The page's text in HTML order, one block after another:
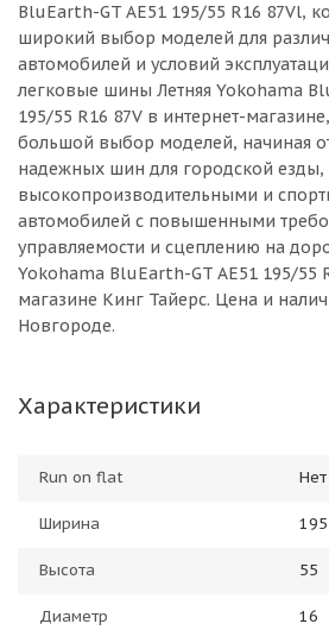
BluEarth-GT AE51 195/55 R16 87Vl,
широкий выбор моделей для
автомобилей и условий
легковые шины Летняя Yokohama
195/55 R16 87V в интернет-
большой выбор моделей, начиная
надежных шин для городской езды,
высокопроизводительными и
автомобилей с повышенными
управляемости и сцеплению на
Yokohama BluEarth-GT AE51 195/55
магазине Кинг Тайерс. Цена и
Новгороде.
Характеристики
Run on flat Нет
Ширина 195
Высота 55
Диаметр 16